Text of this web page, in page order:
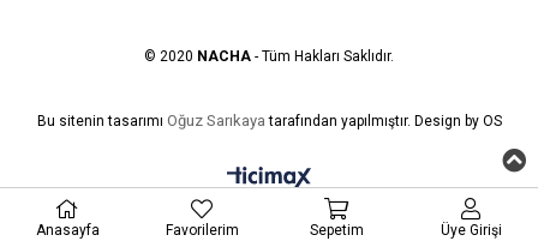
© 2020 NACHA - Tüm Hakları Saklıdır.
Bu sitenin tasarımı Oğuz Sarıkaya tarafından yapılmıştır. Design by OS
Anasayfa Favorilerim Sepetim Üye Girişi